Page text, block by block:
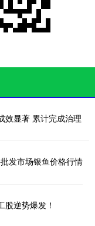
效显著 累计完成治理
发市场银鱼价格行情
逆势爆发！